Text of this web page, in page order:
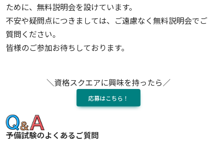
ために、無料説明会を設けています。
不安や疑問点につきましては、ご遠慮なく無料説明会でご
質問ください。
皆様のご参加お待ちしております。
＼資格スクエアに興味を持ったら／
応募はこちら！
予備試験のよくあるご質問